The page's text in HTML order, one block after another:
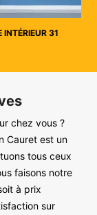
INTÉRIEUR 31
chez vous ?
Cauret est un
tous ceux
faisons notre
à prix
sur